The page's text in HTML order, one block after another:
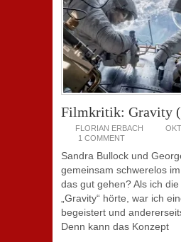
Filmkritik: Gravity
FLORIAN ERBACH
1 COMMENT
Sandra Bullock und
gemeinsam schwerelos
das gut gehen? Als ich
„Gravity“ hörte, war ich
begeistert und
Denn kann das Konzept